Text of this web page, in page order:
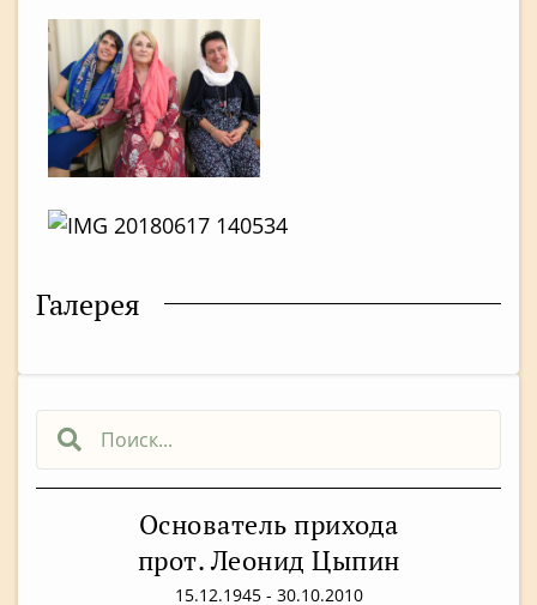
Основатель прихода
прот. Леонид Цыпин
15.12.1945 - 30.10.2010
Галерея